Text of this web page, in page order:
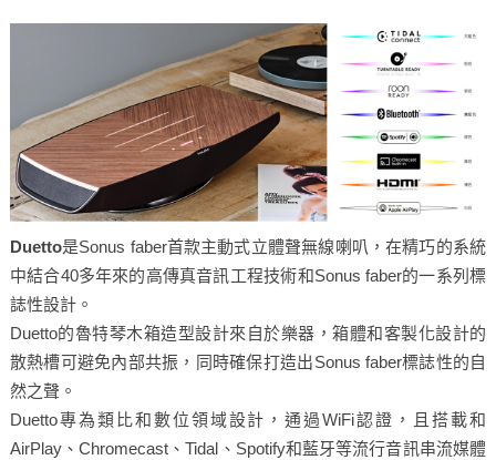
Duetto是Sonus faber首款主動式立體聲無線喇叭，在精巧的系統
中結合40多年來的高傳真音訊工程技術和Sonus faber的一系列標
誌性設計。
Duetto的魯特琴木箱造型設計來自於樂器，箱體和客製化設計的
散熱槽可避免內部共振，同時確保打造出Sonus faber標誌性的自
然之聲。
Duetto專為類比和數位領域設計，通過WiFi認證，且搭載和
AirPlay、Chromecast、Tidal、Spotify和藍牙等流行音訊串流媒體